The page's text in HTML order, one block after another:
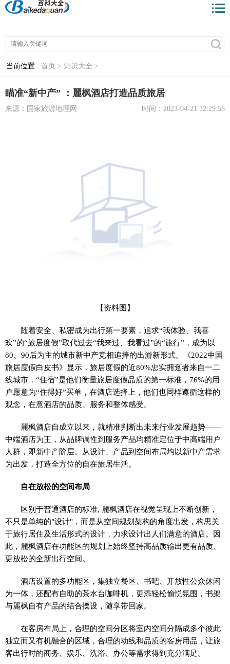
当前位置 : 首页 > 知识大全 >
瞄准“新中产” ：麗枫酒店打造品质旅居
来源：国家旅游地理网 时间：2023-04-21 12:29:58
【资料图】
随着安全、私密成为出行第一要素，追求“我体验、我喜
欢”的“旅居度假”取代过去“我来过、我看过”的“旅行”，成为以
80、90后为主的城市新中产竞相追捧的出游新形式。《2022中国
旅居度假白皮书》显示，旅居度假的近80%忠实拥趸者来自一二
线城市，“住宿”是他们衡量旅居度假品质的第一标准，76%的用
户愿意为“住得好”买单，在酒店选择上，他们也同样遵循这样的
观念，在意酒店的品质、服务和整体感受。
麗枫酒店自成立以来，就精准判断出未来行业发展趋势——
中端酒店为王，从品牌调性到服务产品均精准定位于中高端用户
人群，即新中产阶层。从设计、产品到空间布局均以新中产需求
为出发，打造全方位的自在旅居生活。
自在放松的空间布局
区别于普通酒店的标准, 麗枫酒店在视觉呈现上不断创新，
不只是单纯的"设计"，而是从空间规划架构的角度出发，构思关
于旅行居住及生活形式的设计，力求设计出人们满意的酒店。因
此，麗枫酒店在功能区的规划上始终坚持高品质输出更有品质、
更放松的全新出行空间。
酒店设置的多功能区，集独立餐区、书吧、开放性公众休闲
为一体，还配有自助的茶水台咖啡机，更添轻松愉悦氛围，书架
与麗枫自有产品的结合摆设，随享带回家。
在客房布局上，合理的空间分区将室内空间分隔成多个彼此
独立而又有机融合的区域，合理的动线和品质的客房用品，让旅
客出行时的商务、娱乐、洗浴、办公等需求得到充分满足。